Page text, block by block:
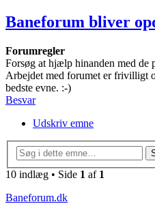
Baneforum bliver
Forumregler
Forsøg at hjælp hinanden med de
Arbejdet med forumet er frivilligt
bedste evne. :-)
Besvar
Udskriv emne
10 indlæg • Side 1 af 1
Baneforum.dk